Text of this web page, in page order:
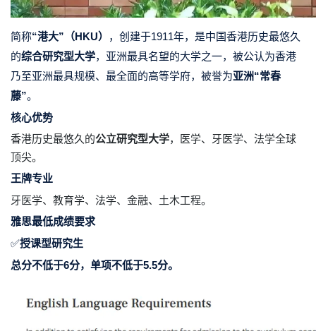
简称“港大”（HKU） ， 创建于1911年，是中国香港历史最悠久
的综合研究型大学，亚洲最具名望的大学之一，被公认为香港
乃至亚洲最具规模、最全面的高等学府，被誉为亚洲“常春
藤”。
核心优势
香港历史最悠久的公立研究型大学，医学、牙医学、法学全球
顶尖。
王牌专业
牙医学、教育学、法学、金融、土木工程。
雅思最低成绩要求
✅授课型研究生
总分不低于6分，单项不低于5.5分。